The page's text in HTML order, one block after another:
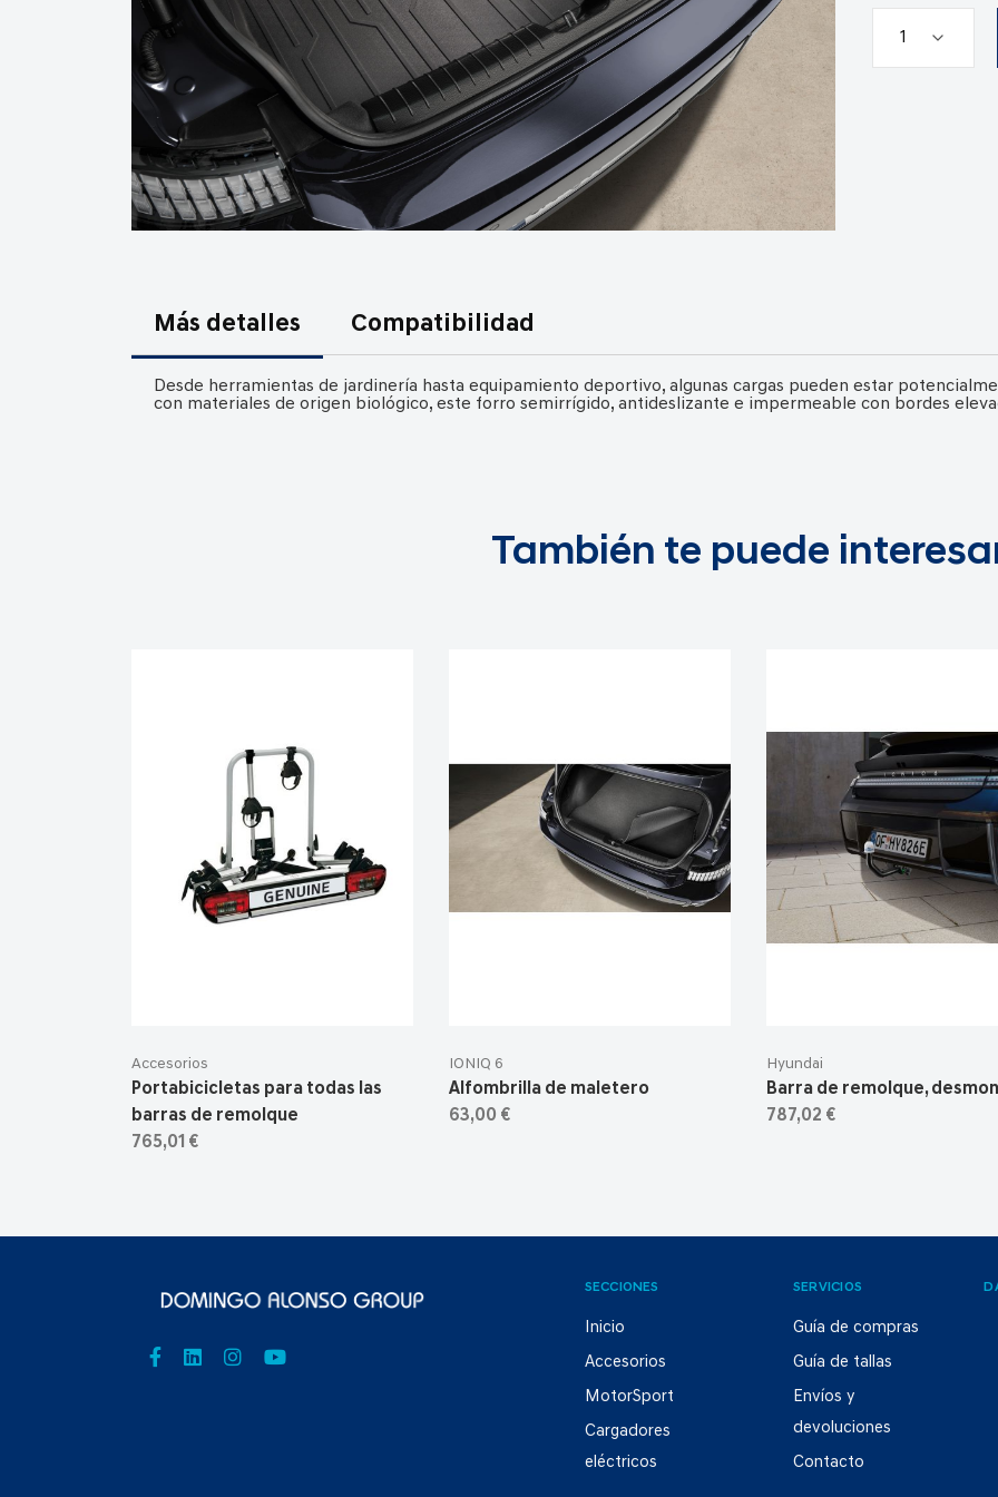
comienzo
galería
Más detalles Compatibilidad
Desde herramientas de jardinería hasta equipamiento deportivo, algunas cargas pueden estar
con materiales de origen biológico, este forro semirrígido, antideslizante e impermeable con bordes
También te puede
Accesorios
Portabicicletas para todas las
barras de remolque
765,01 €
IONIQ 6
Alfombrilla de maletero
63,00 €
Hyundai
Barra de remolque,
787,02 €
SECCIONES
Inicio
Accesorios
MotorSport
Cargadores
eléctricos
SERVICIOS
Guía de compras
Guía de tallas
Envíos y
devoluciones
Contacto